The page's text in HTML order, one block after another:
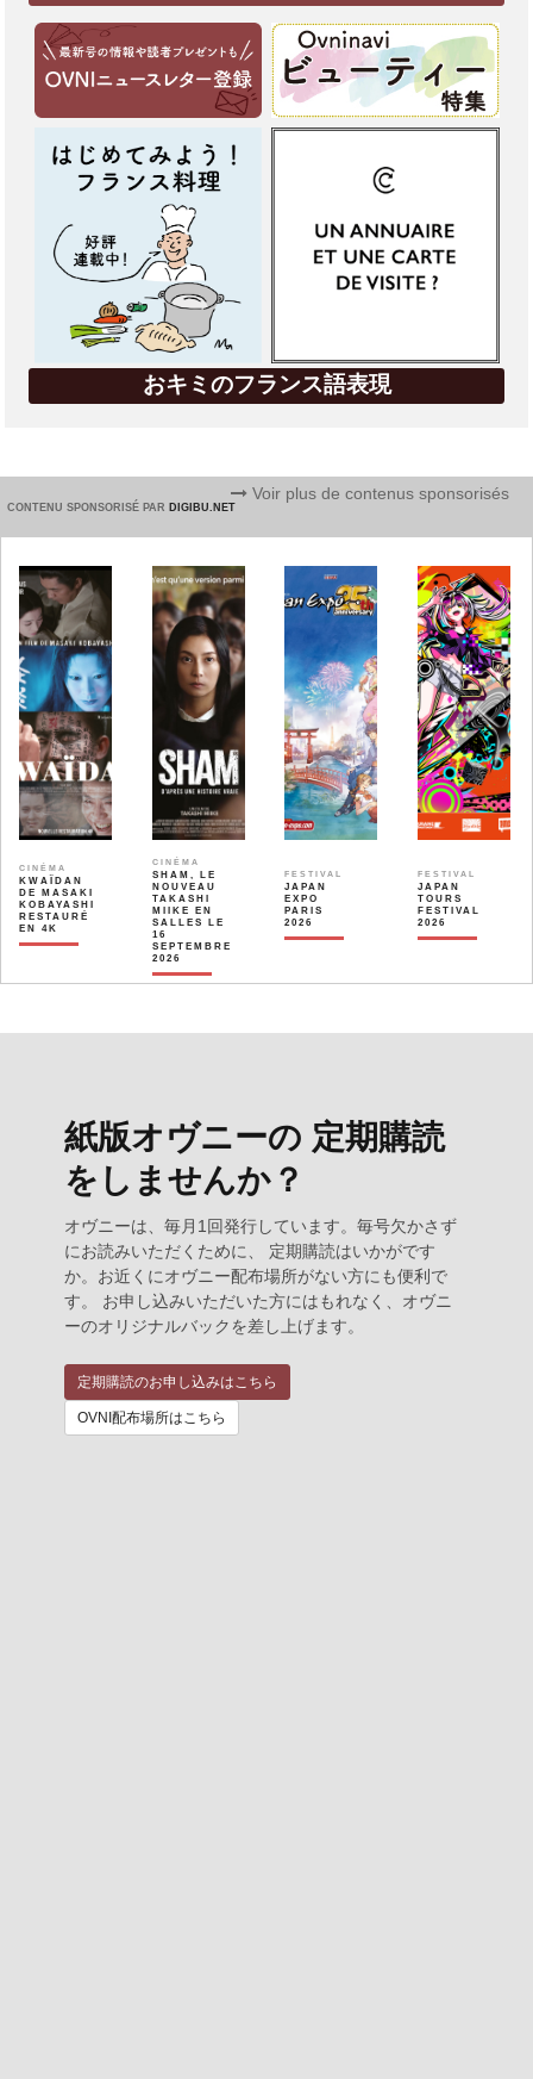
おキミのフランス語表現
CONTENU SPONSORISÉ PAR DIGIBU.NET
Voir plus de contenus sponsorisés
CINÉMA
KWAÏDAN
DE MASAKI
KOBAYASHI
RESTAURÉ
EN 4K
CINÉMA
SHAM, LE
NOUVEAU
TAKASHI
MIIKE EN
SALLES LE
16
SEPTEMBRE
2026
FESTIVAL
JAPAN
EXPO
PARIS
2026
FESTIVAL
JAPAN
TOURS
FESTIVAL
2026
紙版オヴニーの 定期購読
をしませんか？
オヴニーは、毎月1回発行しています。毎号欠かさず
にお読みいただくために、 定期購読はいかがです
か。お近くにオヴニー配布場所がない方にも便利で
す。 お申し込みいただいた方にはもれなく、オヴニ
ーのオリジナルバックを差し上げます。
定期購読のお申し込みはこちら
OVNI配布場所はこちら